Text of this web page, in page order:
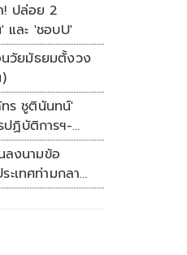
ปล่อย 2
และ 'ชอบU'
นวัยมัธยมตั้งวง
ทร ชูตินันทน์'
ปฏิบัติการฯ-
ลงนามข้อ
เทศท่ามกลาง